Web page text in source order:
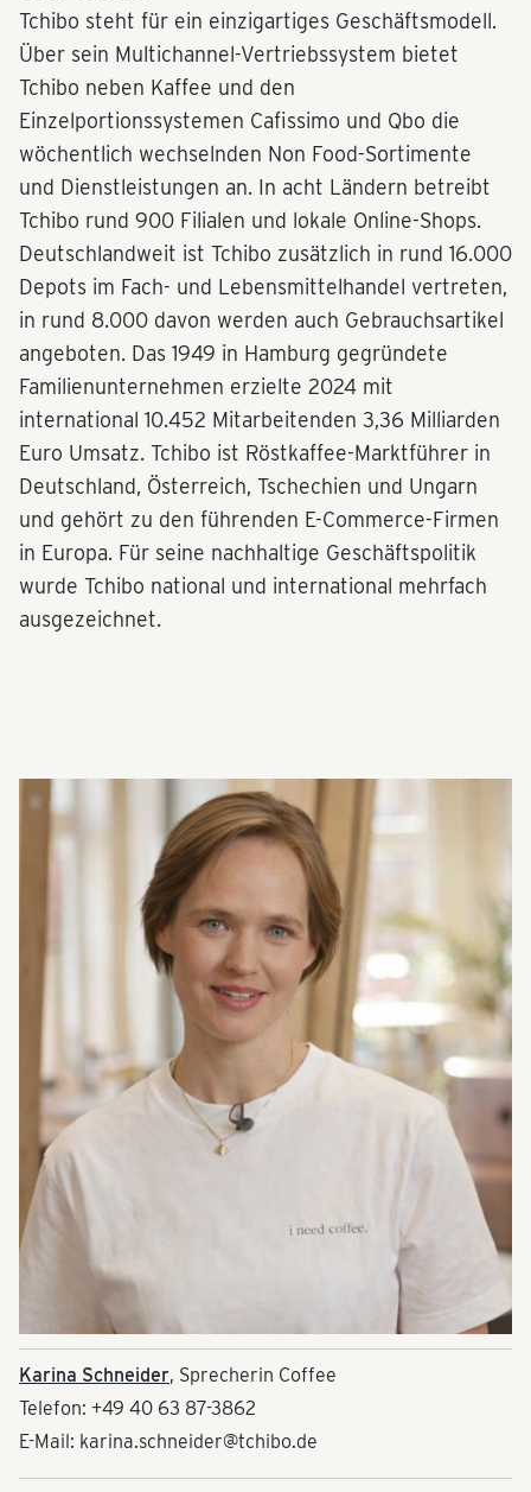
Tchibo steht für ein einzigartiges Geschäftsmodell.
Über sein Multichannel-Vertriebssystem bietet
Tchibo neben Kaffee und den
Einzelportionssystemen Cafissimo und Qbo die
wöchentlich wechselnden Non Food-Sortimente
und Dienstleistungen an. In acht Ländern betreibt
Tchibo rund 900 Filialen und lokale Online-Shops.
Deutschlandweit ist Tchibo zusätzlich in rund 16.000
Depots im Fach- und Lebensmittelhandel vertreten,
in rund 8.000 davon werden auch Gebrauchsartikel
angeboten. Das 1949 in Hamburg gegründete
Familienunternehmen erzielte 2024 mit
international 10.452 Mitarbeitenden 3,36 Milliarden
Euro Umsatz. Tchibo ist Röstkaffee-Marktführer in
Deutschland, Österreich, Tschechien und Ungarn
und gehört zu den führenden E-Commerce-Firmen
in Europa. Für seine nachhaltige Geschäftspolitik
wurde Tchibo national und international mehrfach
ausgezeichnet.
Karina Schneider, Sprecherin Coffee
Telefon: +49 40 63 87-3862
E-Mail: karina.schneider@tchibo.de